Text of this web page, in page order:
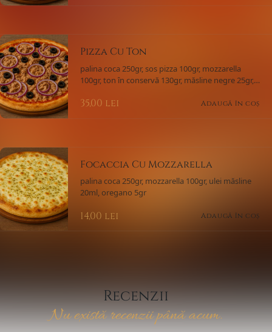
Pizza Cu Ton
palina coca 250gr, sos pizza 100gr, mozzarella
100gr, ton în conservă 130gr, măsline negre 25gr,
35,00 lei Adaugă în coș
Focaccia Cu Mozzarella
palina coca 250gr, mozzarella 100gr, ulei măsline
20ml, oregano 5gr
14,00 lei Adaugă în coș
Recenzii
Nu există recenzii până acum.